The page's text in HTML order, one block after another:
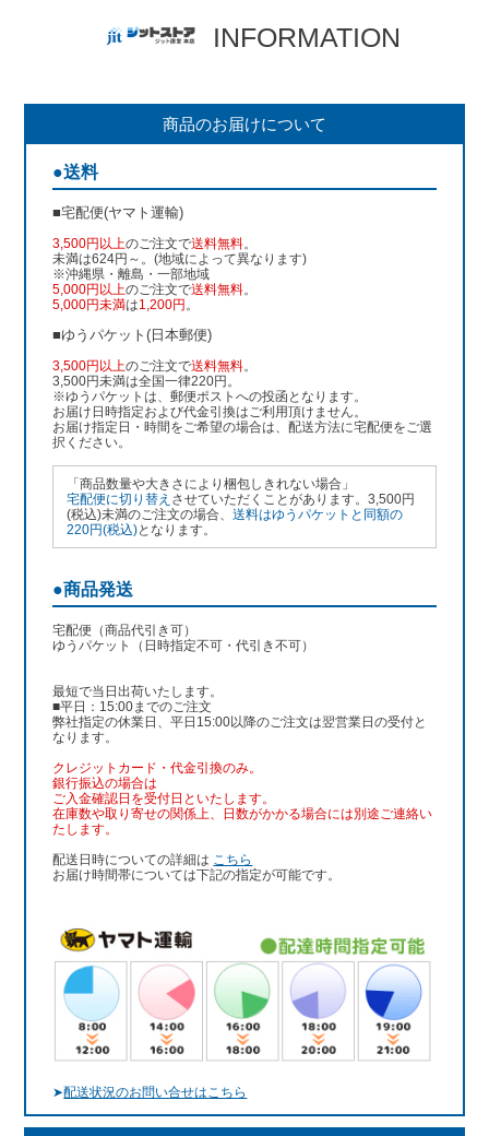
INFORMATION
商品のお届けについて
●送料
■宅配便(ヤマト運輸)
3,500円以上のご注文で送料無料。
未満は624円～。(地域によって異なります)
※沖縄県・離島・一部地域
5,000円以上のご注文で送料無料。
5,000円未満は1,200円 。
■ゆうパケット(日本郵便)
3,500円以上のご注文で送料無料。
3,500円未満は全国一律220円。
※ゆうパケットは、郵便ポストへの投函となります。
お届け日時指定および代金引換はご利用頂けません。
お届け指定日・時間をご希望の場合は、配送方法に宅配便をご選
択ください。
「商品数量や大きさにより梱包しきれない場合」
宅配便に切り替え させていただくことがあります。3,500円
(税込)未満のご注文の場合、送料はゆうパケットと同額の
220円(税込)となります。
●商品発送
宅配便（商品代引き可）
ゆうパケット（日時指定不可・代引き不可）
最短で当日出荷いたします。
■平日：15:00までのご注文
弊社指定の休業日、平日15:00以降のご注文は翌営業日の受付と
なります。
クレジットカード・代金引換のみ。
銀行振込の場合は
ご入金確認日を受付日といたします。
在庫数や取り寄せの関係上、日数がかかる場合には別途ご連絡い
たします。
配送日時についての詳細は こちら
お届け時間帯については下記の指定が可能です。
➤配送状況のお問い合せはこちら